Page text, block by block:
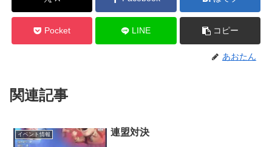
Pocket LINE コピー
あおたん
関連記事
イベント情報 連盟対決